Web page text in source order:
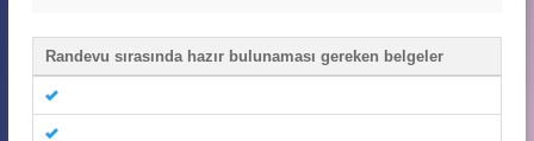
Randevu sırasında hazır bulunaması gereken belgeler